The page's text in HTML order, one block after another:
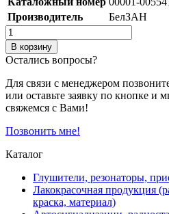
Производитель
БелЗАН
В корзину
Остались вопросы?
Для связи с менеджером
или оставьте заявку по кнопке и
свяжемся с Вами!
Позвонить мне!
Каталог
Глушители, резонаторы,
Лакокрасочная продукция
краска, материал)